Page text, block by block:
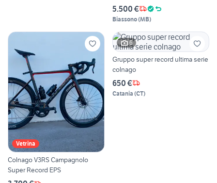
5.500 €
Biassono(MB)
Vetrina
Colnago V3RS Campagnolo
Super Record EPS
6
Gruppo super record ultima serie
colnago
650 €
Catania (CT)